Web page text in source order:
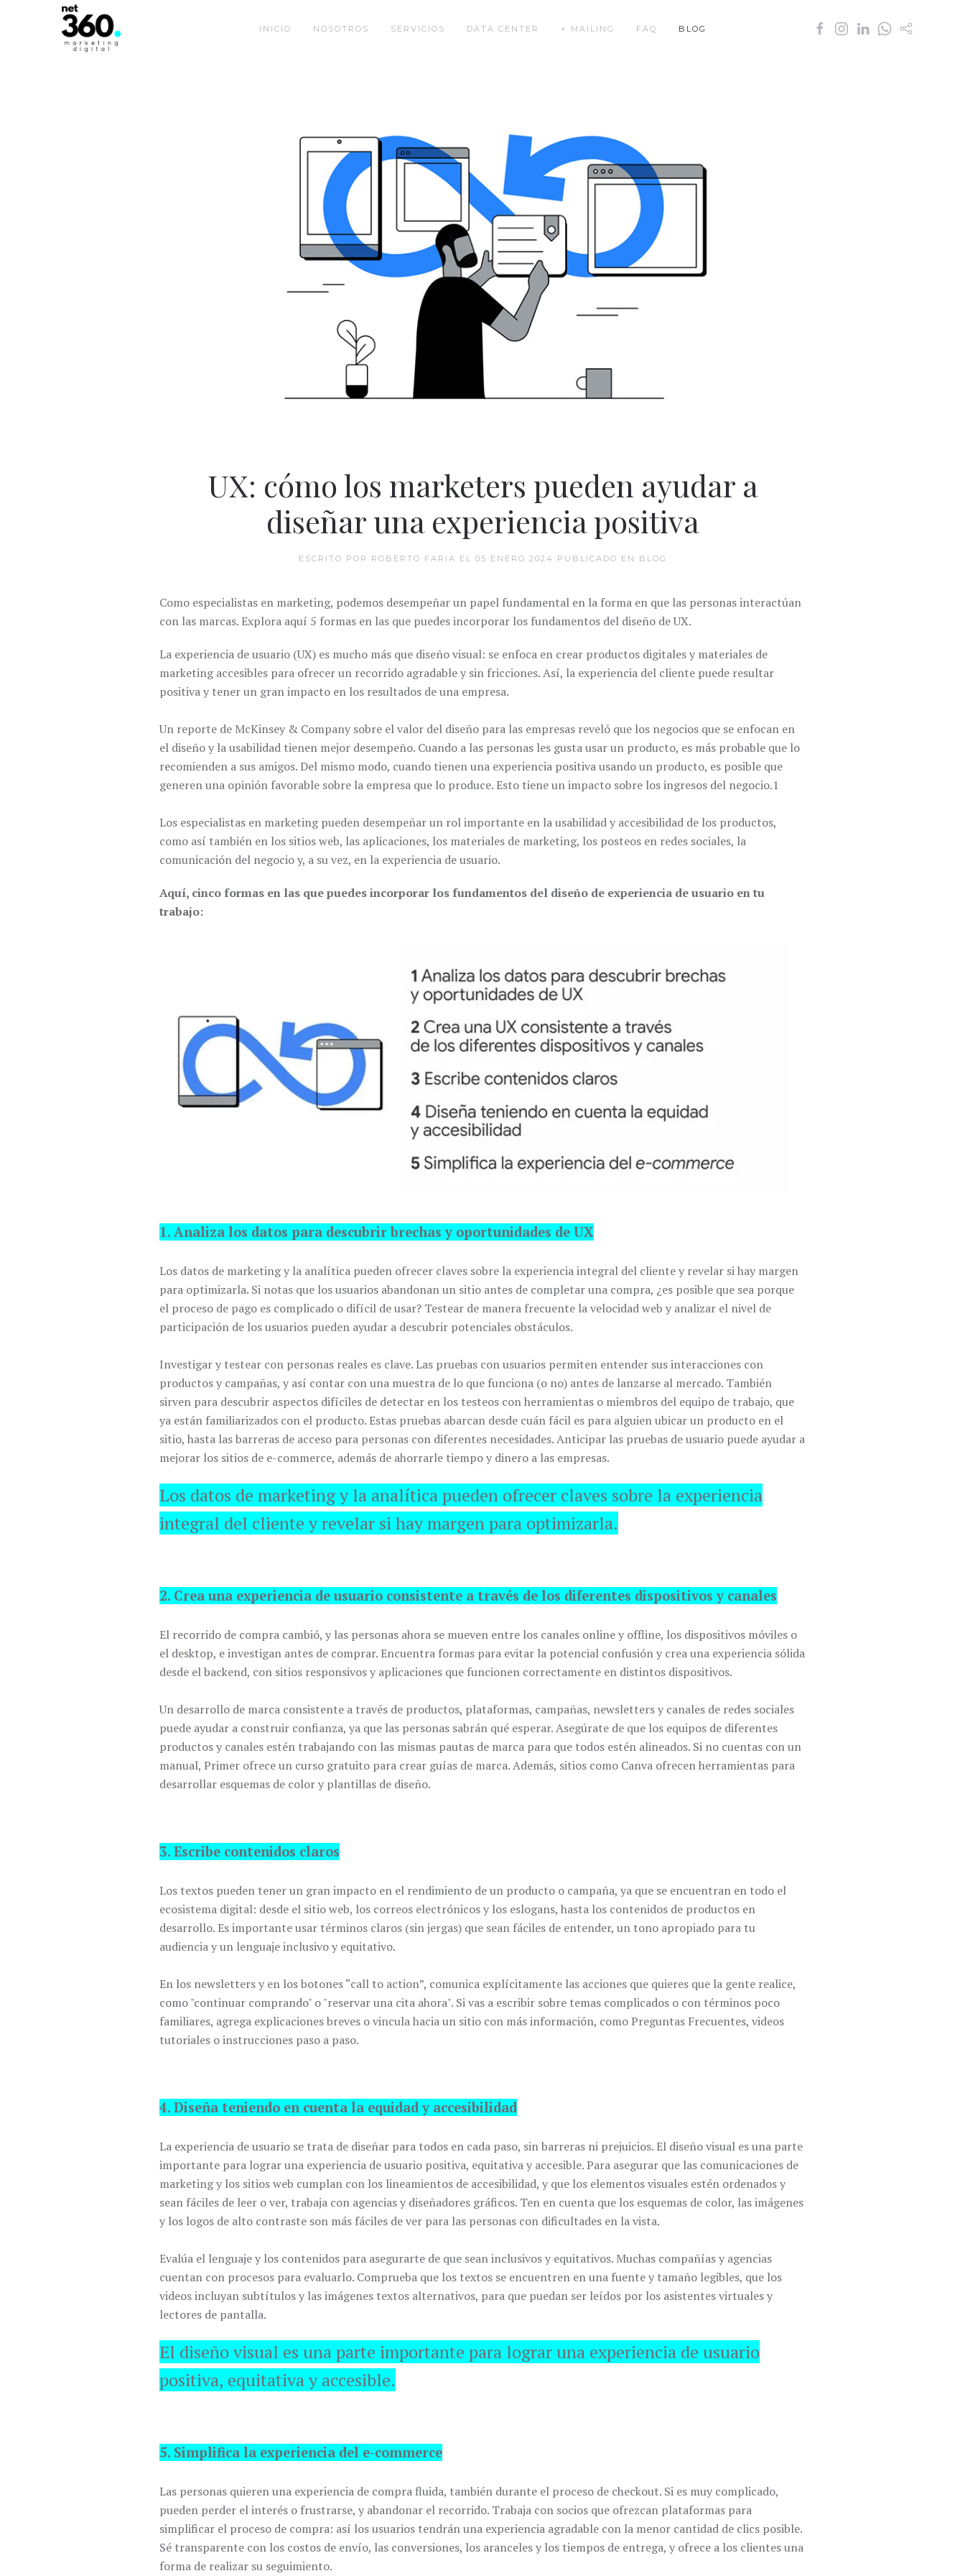
INICIO NOSOTROS SERVICIOS DATA CENTER + MAILING FAQ BLOG
UX: cómo los marketers pueden ayudar a
diseñar una experiencia positiva
ESCRITO POR ROBERTO FARIA EL 05 ENERO 2024 PUBLICADO EN BLOG
Como especialistas en marketing, podemos desempeñar un papel fundamental en la forma en que las personas interactúan
con las marcas. Explora aquí 5 formas en las que puedes incorporar los fundamentos del diseño de UX.
La experiencia de usuario (UX) es mucho más que diseño visual: se enfoca en crear productos digitales y materiales de
marketing accesibles para ofrecer un recorrido agradable y sin fricciones. Así, la experiencia del cliente puede resultar
positiva y tener un gran impacto en los resultados de una empresa.
Un reporte de McKinsey & Company sobre el valor del diseño para las empresas reveló que los negocios que se enfocan en
el diseño y la usabilidad tienen mejor desempeño. Cuando a las personas les gusta usar un producto, es más probable que lo
recomienden a sus amigos. Del mismo modo, cuando tienen una experiencia positiva usando un producto, es posible que
generen una opinión favorable sobre la empresa que lo produce. Esto tiene un impacto sobre los ingresos del negocio.1
Los especialistas en marketing pueden desempeñar un rol importante en la usabilidad y accesibilidad de los productos,
como así también en los sitios web, las aplicaciones, los materiales de marketing, los posteos en redes sociales, la
comunicación del negocio y, a su vez, en la experiencia de usuario.
Aquí, cinco formas en las que puedes incorporar los fundamentos del diseño de experiencia de usuario en tu
trabajo:
1. Analiza los datos para descubrir brechas y oportunidades de UX
Los datos de marketing y la analítica pueden ofrecer claves sobre la experiencia integral del cliente y revelar si hay margen
para optimizarla. Si notas que los usuarios abandonan un sitio antes de completar una compra, ¿es posible que sea porque
el proceso de pago es complicado o difícil de usar? Testear de manera frecuente la velocidad web y analizar el nivel de
participación de los usuarios pueden ayudar a descubrir potenciales obstáculos.
Investigar y testear con personas reales es clave. Las pruebas con usuarios permiten entender sus interacciones con
productos y campañas, y así contar con una muestra de lo que funciona (o no) antes de lanzarse al mercado. También
sirven para descubrir aspectos difíciles de detectar en los testeos con herramientas o miembros del equipo de trabajo, que
ya están familiarizados con el producto. Estas pruebas abarcan desde cuán fácil es para alguien ubicar un producto en el
sitio, hasta las barreras de acceso para personas con diferentes necesidades. Anticipar las pruebas de usuario puede ayudar a
mejorar los sitios de e-commerce, además de ahorrarle tiempo y dinero a las empresas.
Los datos de marketing y la analítica pueden ofrecer claves sobre la experiencia
integral del cliente y revelar si hay margen para optimizarla.
2. Crea una experiencia de usuario consistente a través de los diferentes dispositivos y canales
El recorrido de compra cambió, y las personas ahora se mueven entre los canales online y offline, los dispositivos móviles o
el desktop, e investigan antes de comprar. Encuentra formas para evitar la potencial confusión y crea una experiencia sólida
desde el backend, con sitios responsivos y aplicaciones que funcionen correctamente en distintos dispositivos.
Un desarrollo de marca consistente a través de productos, plataformas, campañas, newsletters y canales de redes sociales
puede ayudar a construir confianza, ya que las personas sabrán qué esperar. Asegúrate de que los equipos de diferentes
productos y canales estén trabajando con las mismas pautas de marca para que todos estén alineados. Si no cuentas con un
manual, Primer ofrece un curso gratuito para crear guías de marca. Además, sitios como Canva ofrecen herramientas para
desarrollar esquemas de color y plantillas de diseño.
3. Escribe contenidos claros
Los textos pueden tener un gran impacto en el rendimiento de un producto o campaña, ya que se encuentran en todo el
ecosistema digital: desde el sitio web, los correos electrónicos y los eslogans, hasta los contenidos de productos en
desarrollo. Es importante usar términos claros (sin jergas) que sean fáciles de entender, un tono apropiado para tu
audiencia y un lenguaje inclusivo y equitativo.
En los newsletters y en los botones “call to action”, comunica explícitamente las acciones que quieres que la gente realice,
como "continuar comprando" o "reservar una cita ahora". Si vas a escribir sobre temas complicados o con términos poco
familiares, agrega explicaciones breves o vincula hacia un sitio con más información, como Preguntas Frecuentes, videos
tutoriales o instrucciones paso a paso.
4. Diseña teniendo en cuenta la equidad y accesibilidad
La experiencia de usuario se trata de diseñar para todos en cada paso, sin barreras ni prejuicios. El diseño visual es una parte
importante para lograr una experiencia de usuario positiva, equitativa y accesible. Para asegurar que las comunicaciones de
marketing y los sitios web cumplan con los lineamientos de accesibilidad, y que los elementos visuales estén ordenados y
sean fáciles de leer o ver, trabaja con agencias y diseñadores gráficos. Ten en cuenta que los esquemas de color, las imágenes
y los logos de alto contraste son más fáciles de ver para las personas con dificultades en la vista.
Evalúa el lenguaje y los contenidos para asegurarte de que sean inclusivos y equitativos. Muchas compañías y agencias
cuentan con procesos para evaluarlo. Comprueba que los textos se encuentren en una fuente y tamaño legibles, que los
videos incluyan subtítulos y las imágenes textos alternativos, para que puedan ser leídos por los asistentes virtuales y
lectores de pantalla.
El diseño visual es una parte importante para lograr una experiencia de usuario
positiva, equitativa y accesible.
5. Simplifica la experiencia del e-commerce
Las personas quieren una experiencia de compra fluida, también durante el proceso de checkout. Si es muy complicado,
pueden perder el interés o frustrarse, y abandonar el recorrido. Trabaja con socios que ofrezcan plataformas para
simplificar el proceso de compra: así los usuarios tendrán una experiencia agradable con la menor cantidad de clics posible.
Sé transparente con los costos de envío, las conversiones, los aranceles y los tiempos de entrega, y ofrece a los clientes una
forma de realizar su seguimiento.